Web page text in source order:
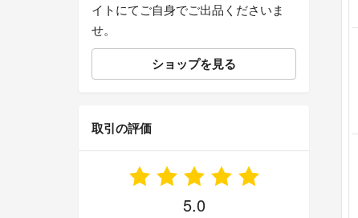
イトにてご自身でご出品くださいま
せ。
ショップを見る
取引の評価
5.0